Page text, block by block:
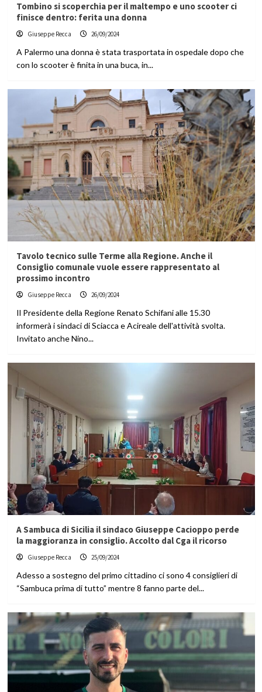
Tombino si scoperchia per il maltempo e uno scooter ci
finisce dentro: ferita una donna
Giuseppe Recca 26/09/2024
A Palermo una donna è stata trasportata in ospedale dopo che
con lo scooter è finita in una buca, in...
Tavolo tecnico sulle Terme alla Regione. Anche il
Consiglio comunale vuole essere rappresentato al
prossimo incontro
Giuseppe Recca 26/09/2024
Il Presidente della Regione Renato Schifani alle 15.30
informerà i sindaci di Sciacca e Acireale dell'attività svolta.
Invitato anche Nino...
A Sambuca di Sicilia il sindaco Giuseppe Cacioppo perde
la maggioranza in consiglio. Accolto dal Cga il ricorso
Giuseppe Recca 25/09/2024
Adesso a sostegno del primo cittadino ci sono 4 consiglieri di
“Sambuca prima di tutto” mentre 8 fanno parte del...